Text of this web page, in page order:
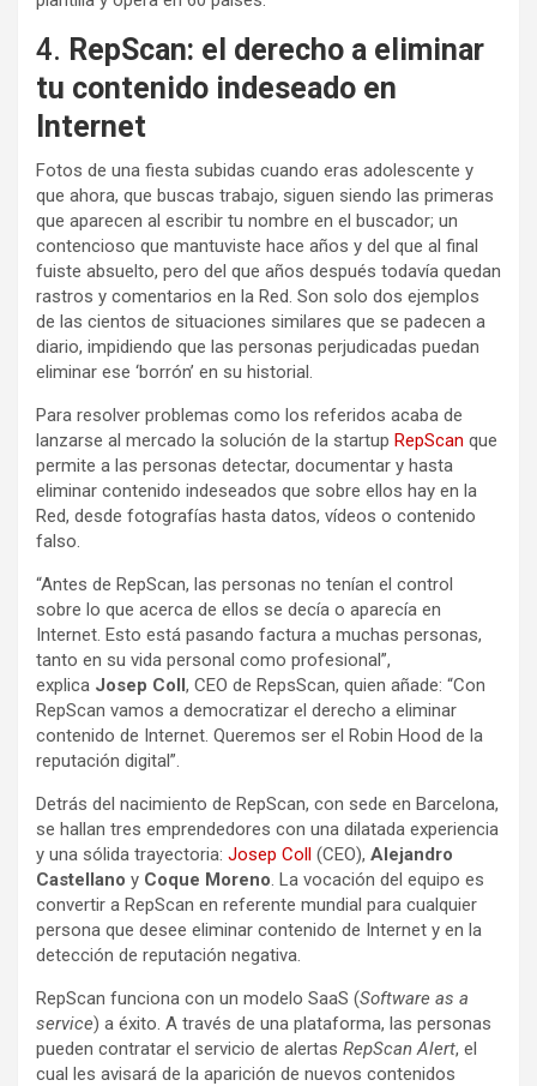
4. RepScan: el derecho a eliminar
tu contenido indeseado en
Internet
Fotos de una fiesta subidas cuando eras adolescente y
que ahora, que buscas trabajo, siguen siendo las primeras
que aparecen al escribir tu nombre en el buscador; un
contencioso que mantuviste hace años y del que al final
fuiste absuelto, pero del que años después todavía quedan
rastros y comentarios en la Red. Son solo dos ejemplos
de las cientos de situaciones similares que se padecen a
diario, impidiendo que las personas perjudicadas puedan
eliminar ese ‘borrón’ en su historial.
Para resolver problemas como los referidos acaba de
lanzarse al mercado la solución de la startup RepScan que
permite a las personas detectar, documentar y hasta
eliminar contenido indeseados que sobre ellos hay en la
Red, desde fotografías hasta datos, vídeos o contenido
falso.
“Antes de RepScan, las personas no tenían el control
sobre lo que acerca de ellos se decía o aparecía en
Internet. Esto está pasando factura a muchas personas,
tanto en su vida personal como profesional”,
explica Josep Coll, CEO de RepsScan, quien añade: “Con
RepScan vamos a democratizar el derecho a eliminar
contenido de Internet. Queremos ser el Robin Hood de la
reputación digital”.
Detrás del nacimiento de RepScan, con sede en Barcelona,
se hallan tres emprendedores con una dilatada experiencia
y una sólida trayectoria: Josep Coll (CEO), Alejandro
Castellano y Coque Moreno. La vocación del equipo es
convertir a RepScan en referente mundial para cualquier
persona que desee eliminar contenido de Internet y en la
detección de reputación negativa.
RepScan funciona con un modelo SaaS (Software as a
service) a éxito. A través de una plataforma, las personas
pueden contratar el servicio de alertas RepScan Alert, el
cual les avisará de la aparición de nuevos contenidos